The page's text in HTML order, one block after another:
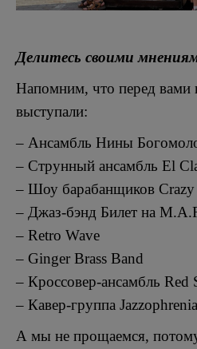
Делитесь своими
Напомним, что перед вами
выступали:
– Ансамбль Нины
– Струнный ансамбль El
– Шоу барабанщиков
– Джаз-бэнд Билет на
– Retro Wave
– Ginger Brass Band
– Кроссовер-ансамбль Red
– Кавер-группа Jazzophrenia
А мы не прощаемся,